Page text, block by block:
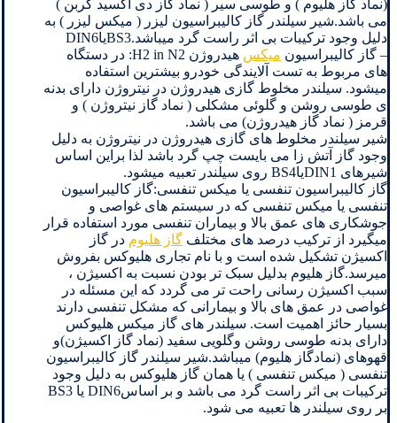
(نماد گاز هلیوم ) و طوسی سیر ( نماد گاز دی اکسید کربن )
می باشد.شیر سیلندر گاز کالیبراسیون لیزر ( میکس لیزر ) به
دلیل وجود ترکیبات بی اثر راست گرد میباشد.BS3یاDIN6
– گاز کالیبراسیون میکس
هیدروژن H2 in N2: در دستگاه
های مربوط به تست آلایندگی خودرو بیشترین استفاده
میشود. سیلندر مخلوط گازی هیدروژن در نیتروژن دارای بدنه
ی طوسی روشن و گلوئی مشکلی ( نماد گاز نیتروژن ) و
قرمز ( نماد گاز هیدروژن) می باشد.
شیر سیلندر مخلوط های گازی هیدروژن در نیتروژن به دلیل
وجود گاز آتش زا می بایست چپ گرد باشد لذا براین اساس
شیرهای DIN1یاBS4 روی سیلندر تعبیه میشود.
گاز کالیبراسیون تنفسی یا میکس تنفسی:گاز کالیبراسیون
تنفسی یا میکس تنفسی که در سیستم های غواصی و
جوشکاری های عمق بالا و بیماران تنفسی مورد استفاده قرار
میگیرد از ترکیب درصد های مختلف گاز هلیوم در گاز
اکسیژن تشکیل شده است و با نام تجاری هلیوکس بفروش
میرسد.گاز هلیوم بدلیل سبک تر بودن نسبت به اکسیژن ،
سبب اکسیژن رسانی راحت تر می گردد که این مسئله در
غواصی در عمق های بالا و بیمارانی که مشکل تنفسی دارند
بسیار حائز اهمیت است. سیلندر های گاز میکس هلیوکس
دارای بدنه طوسی روشن وگلویی سفید (نماد گاز اکسیژن)و
قهوهای (نمادگاز هلیوم) میباشد.شیر سیلندر گاز کالیبراسیون
تنفسی ( میکس تنفسی ) یا همان گاز هلیوکس به دلیل وجود
ترکیبات بی اثر راست گرد می باشد و بر اساسDIN6 یا BS3
بر روی سیلندر ها تعبیه می شود.